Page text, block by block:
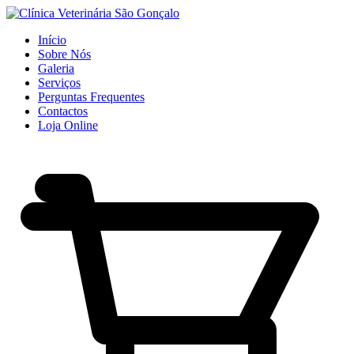
Início
Sobre Nós
Galeria
Serviços
Perguntas Frequentes
Contactos
Loja Online